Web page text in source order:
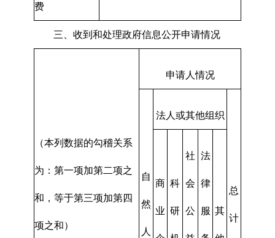
费
三、收到和处理政府信息公开申请情况
（本列数据的勾稽关系
为：第一项加第二项之
和，等于第三项加第四
项之和）
申请人情况
自
然
人
法人或其他组织
总
计
商
业
科
研
社
会
公
法
律
服 其